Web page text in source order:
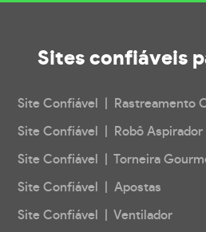
Sites confiáveis
Site Confiável | Rastreamento
Site Confiável | Robô Aspirador
Site Confiável | Torneira
Site Confiável | Apostas
Site Confiável | Ventilador